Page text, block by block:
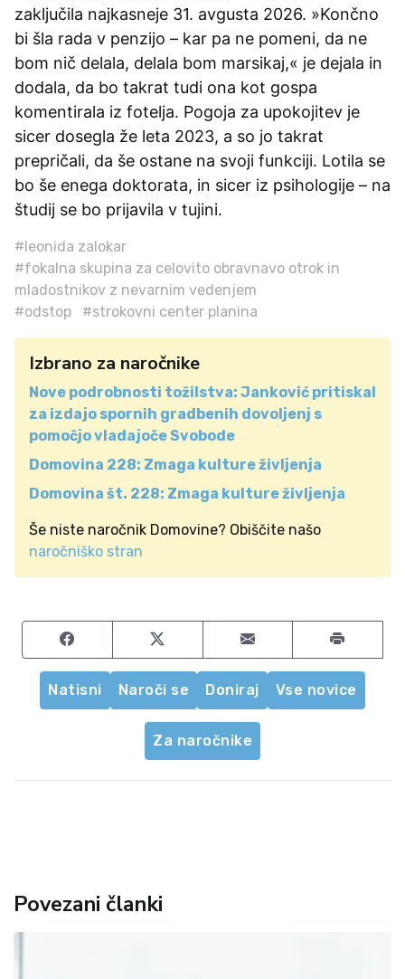
zaključila najkasneje 31. avgusta 2026. »Končno
bi šla rada v penzijo – kar pa ne pomeni, da ne
bom nič delala, delala bom marsikaj,« je dejala in
dodala, da bo takrat tudi ona kot gospa
komentirala iz fotelja. Pogoja za upokojitev je
sicer dosegla že leta 2023, a so jo takrat
prepričali, da še ostane na svoji funkciji. Lotila se
bo še enega doktorata, in sicer iz psihologije – na
študij se bo prijavila v tujini.
#leonida zalokar
#fokalna skupina za celovito obravnavo otrok in
mladostnikov z nevarnim vedenjem
#odstop
#strokovni center planina
Izbrano za naročnike
Nove podrobnosti tožilstva: Janković pritiskal
za izdajo spornih gradbenih dovoljenj s
pomočjo vladajoče Svobode
Domovina 228: Zmaga kulture življenja
Domovina št. 228: Zmaga kulture življenja
Še niste naročnik Domovine? Obiščite našo
naročniško stran
Share on FacebookShare on TwitterShare by email
Natisni Naroči se Doniraj Vse novice
Za naročnike
Povezani članki